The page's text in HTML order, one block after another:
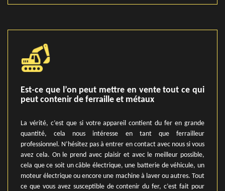
Est-ce que l’on peut mettre en vente tout ce qui
peut contenir de ferraille et métaux
La vérité, c’est que si votre appareil contient du fer en grande
quantité, cela nous intéresse en tant que ferrailleur
professionnel. N’hésitez pas à entrer en contact avec nous si vous
avez cela. On le prend avec plaisir et avec le meilleur possible,
cela que ce soit un câble électrique, une batterie de véhicule, un
moteur électrique ou encore une machine à laver ou autres. Tout
ce que vous avez susceptible de contenir du fer, c’est fait pour